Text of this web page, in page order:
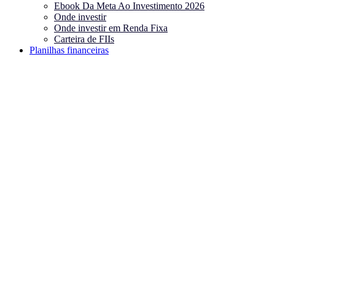
Ebook Da Meta Ao Investimento 2026
Onde investir
Onde investir em Renda Fixa
Carteira de FIIs
Planilhas financeiras